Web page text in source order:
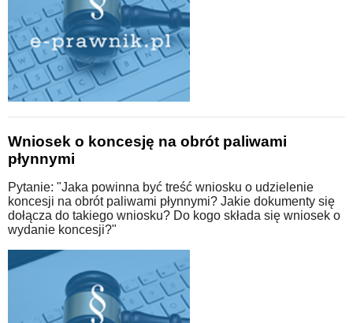
Wniosek o koncesję na obrót paliwami
płynnymi
Pytanie: "Jaka powinna być treść wniosku o udzielenie
koncesji na obrót paliwami płynnymi? Jakie dokumenty się
dołącza do takiego wniosku? Do kogo składa się wniosek o
wydanie koncesji?"